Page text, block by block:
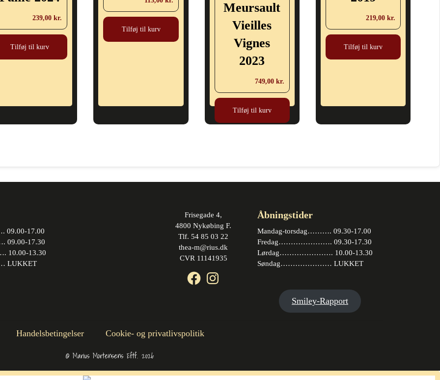
239,00kr.
Tilføj til kurv
Tilføj til kurv
Meursault
Vieilles
Vignes
2023
749,00kr.
Tilføj til kurv
219,00kr.
Tilføj til kurv
09.00-17.00
17.30
13.30
Frisegade 4,
4800 Nykøbing F.
Tlf. 54 85 03 22
thea-m@rius.dk
CVR 11141935
Facebook
Instagram
Åbningstider
Mandag-torsdag………. 09.30-17.00
Fredag…………………. 09.30-17.30
Lørdag…………………. 10.00-13.30
Søndag………………… LUKKET
Smiley-Rapport
Handelsbetingelser Cookie- og privatlivspolitik
© Marius Mortensens Eftf. 2026